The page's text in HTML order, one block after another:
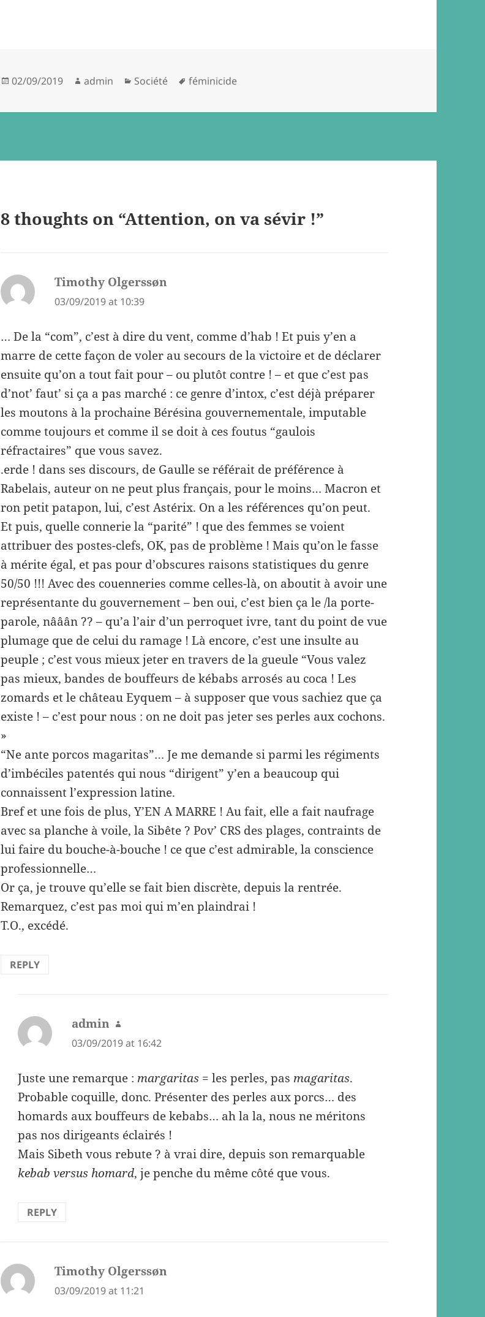
Posted
02/09/2019 Author
admin Categories
Société Tags
féminicide
8 thoughts on “Attention, on va sévir !”
Timothy Olgerssøn
03/09/2019 at 10:39
… De la “com”, c’est à dire du vent, comme d’hab ! Et puis y’en a
marre de cette façon de voler au secours de la victoire et de déclarer
ensuite qu’on a tout fait pour – ou plutôt contre ! – et que c’est pas
d’not’ faut’ si ça a pas marché : ce genre d’intox, c’est déjà préparer
les moutons à la prochaine Bérésina gouvernementale, imputable
comme toujours et comme il se doit à ces foutus “gaulois
réfractaires” que vous savez.
.erde ! dans ses discours, de Gaulle se référait de préférence à
Rabelais, auteur on ne peut plus français, pour le moins… Macron et
ron petit patapon, lui, c’est Astérix. On a les références qu’on peut.
Et puis, quelle connerie la “parité” ! que des femmes se voient
attribuer des postes-clefs, OK, pas de problème ! Mais qu’on le fasse
à mérite égal, et pas pour d’obscures raisons statistiques du genre
50/50 !!! Avec des couenneries comme celles-là, on aboutit à avoir une
représentante du gouvernement – ben oui, c’est bien ça le /la porte-
parole, nââân ?? – qu’a l’air d’un perroquet ivre, tant du point de vue
plumage que de celui du ramage ! Là encore, c’est une insulte au
peuple ; c’est vous mieux jeter en travers de la gueule “Vous valez
pas mieux, bandes de bouffeurs de kébabs arrosés au coca ! Les
zomards et le château Eyquem – à supposer que vous sachiez que ça
existe ! – c’est pour nous : on ne doit pas jeter ses perles aux cochons.
»
“Ne ante porcos magaritas”… Je me demande si parmi les régiments
d’imbéciles patentés qui nous “dirigent” y’en a beaucoup qui
connaissent l’expression latine.
Bref et une fois de plus, Y’EN A MARRE ! Au fait, elle a fait naufrage
avec sa planche à voile, la Sibête ? Pov’ CRS des plages, contraints de
lui faire du bouche-à-bouche ! ce que c’est admirable, la conscience
professionnelle…
Or ça, je trouve qu’elle se fait bien discrète, depuis la rentrée.
Remarquez, c’est pas moi qui m’en plaindrai !
T.O., excédé.
REPLY
admin says:
03/09/2019 at 16:42
Juste une remarque : margaritas = les perles, pas magaritas.
Probable coquille, donc. Présenter des perles aux porcs… des
homards aux bouffeurs de kebabs… ah la la, nous ne méritons
pas nos dirigeants éclairés !
Mais Sibeth vous rebute ? à vrai dire, depuis son remarquable
kebab versus homard, je penche du même côté que vous.
REPLY
Timothy Olgerssøn
03/09/2019 at 11:21